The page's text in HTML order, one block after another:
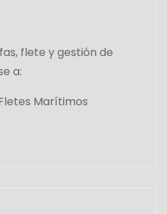
flete y gestión de
a:
Marítimos